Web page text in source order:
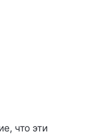
что эти